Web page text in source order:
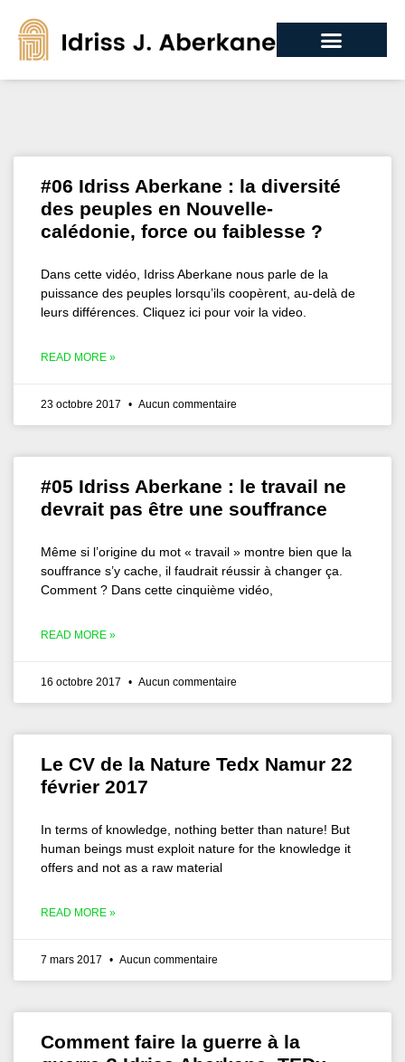
#06 Idriss Aberkane : la diversité
des peuples en Nouvelle-
calédonie, force ou faiblesse ?
Dans cette vidéo, Idriss Aberkane nous parle de la
puissance des peuples lorsqu’ils coopèrent, au-delà de
leurs différences. Cliquez ici pour voir la video.
READ MORE »
23 octobre 2017 Aucun commentaire
#05 Idriss Aberkane : le travail ne
devrait pas être une souffrance
Même si l’origine du mot « travail » montre bien que la
souffrance s’y cache, il faudrait réussir à changer ça.
Comment ? Dans cette cinquième vidéo,
READ MORE »
16 octobre 2017 Aucun commentaire
Le CV de la Nature Tedx Namur 22
février 2017
In terms of knowledge, nothing better than nature! But
human beings must exploit nature for the knowledge it
offers and not as a raw material
READ MORE »
7 mars 2017 Aucun commentaire
Comment faire la guerre à la